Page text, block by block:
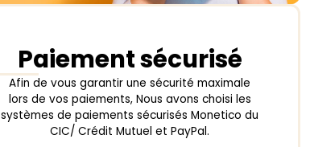
Paiement sécurisé
Afin de vous garantir une sécurité maximale
lors de vos paiements, Nous avons choisi les
systèmes de paiements sécurisés Monetico du
CIC/ Crédit Mutuel et PayPal.